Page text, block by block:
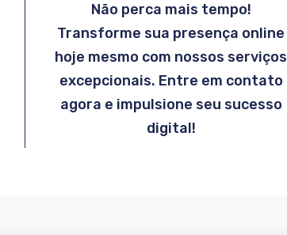
Não perca mais tempo!
Transforme sua presença online
hoje mesmo com nossos serviços
excepcionais. Entre em contato
agora e impulsione seu sucesso
digital!